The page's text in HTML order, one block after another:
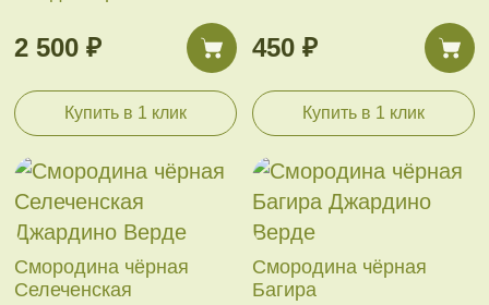
2 500 ₽
Купить в 1 клик
450 ₽
Купить в 1 клик
Смородина чёрная
Селеченская
Смородина чёрная
Багира